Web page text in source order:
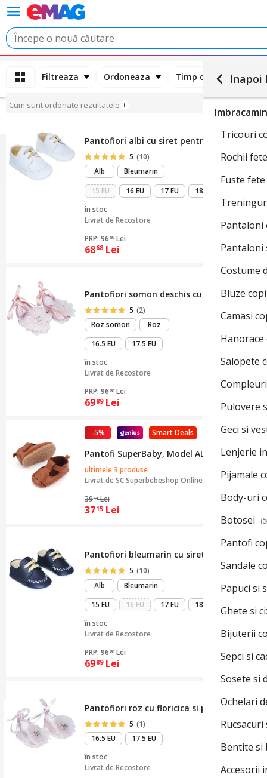
Tricouri
Rochii
Fuste fete
Costume
Bluze
Camasi
Salopete
Pulovere
Geci si
Lenjerie
Pijamale
Body-uri
Botosei
Pantofi
Sandale
Papuci si
Ghete si
Bijuterii
Sepci si
Sosete si
Ochelari
Bentite si
Accesorii
Filtreaza Ordoneaza Timp de livrare
Cum sunt ordonate rezultatele
Pantofiori albi cu siret pentru botez,
5 (10)
Alb
Bleumarin
15 EU
16 EU 17 EU
18 EU
în stoc
Livrat deRecostore
PRP: 96 80 Lei
6868 Lei
Pantofiori somon deschis cu floricica si
5 (2)
Roz somon
Roz
16.5 EU
17.5 EU
în stoc
Livrat deRecostore
PRP: 96 80 Lei
6989 Lei
Smart Deals
-5%
Pantofi SuperBaby, Model AL 14223
ultimele 3 produse
Livrat deSC Superbebeshop Online
3911 Lei
3715 Lei
Pantofiori bleumarin cu siret pentru botez,
5 (10)
Alb
Bleumarin
15 EU
16 EU 17 EU
18 EU
în stoc
Livrat deRecostore
PRP: 96 80 Lei
6989 Lei
Pantofiori roz cu floricica si perlute pentru
5 (1)
16.5 EU
17.5 EU
în stoc
Livrat deRecostore